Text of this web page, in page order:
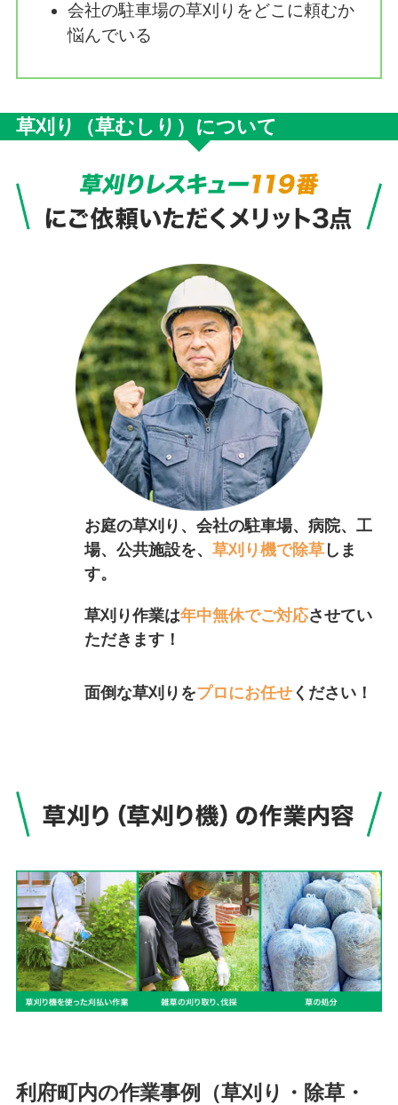
会社の駐車場の草刈りをどこに頼むか
悩んでいる
草刈り（草むしり）について
お庭の草刈り、会社の駐車場、病院、工
場、公共施設を、草刈り機で除草 しま
す。
草刈り作業は年中無休でご対応させてい
ただきます！
面倒な草刈りをプロにお任せ ください！
利府町内の作業事例（草刈り・除草・